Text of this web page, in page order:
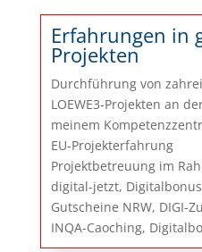
Erfahrungen in
Projekten
Durchführung von
LOEWE3-Projekten an
meinem
EU-Projekterfahrung
Projektbetreuung im
digital-jetzt,
Gutscheine NRW, DIGI-
INQA-Caoching,